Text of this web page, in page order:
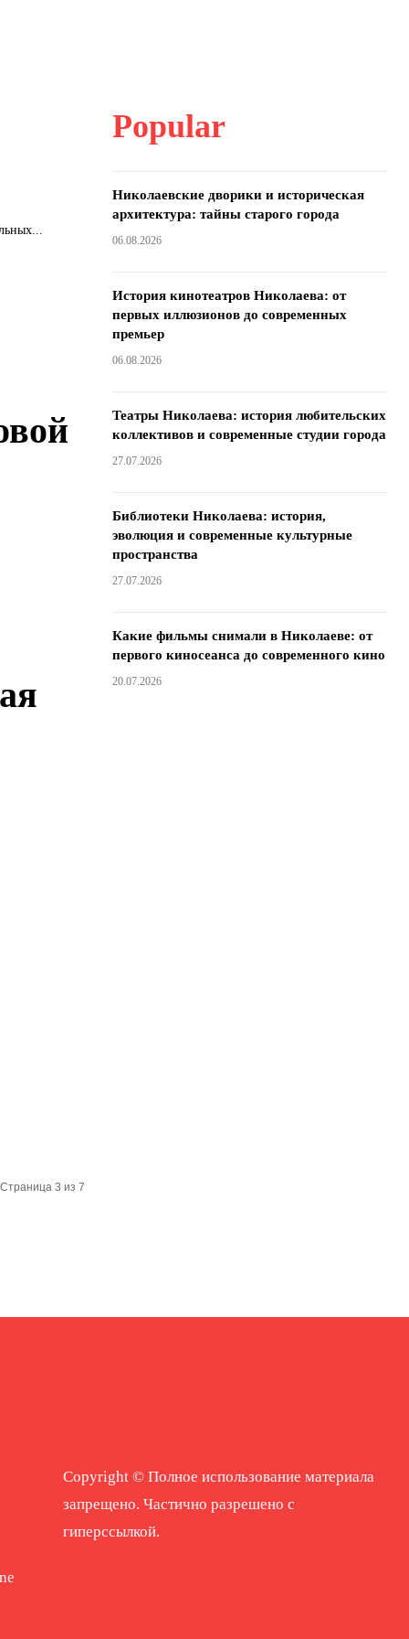
Страница 3 из 7
Popular
Николаевские дворики и историческая
архитектура: тайны старого города
06.08.2026
История кинотеатров Николаева: от
первых иллюзионов до современных
премьер
06.08.2026
Театры Николаева: история любительских
коллективов и современные студии города
27.07.2026
Библиотеки Николаева: история,
эволюция и современные культурные
пространства
27.07.2026
Какие фильмы снимали в Николаеве: от
первого киносеанса до современного кино
20.07.2026
Copyright © Полное использование материала
запрещено. Частично разрешено с
гиперссылкой.